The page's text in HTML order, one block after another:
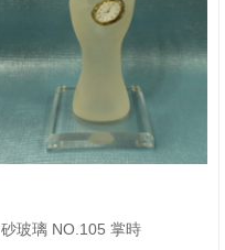
砂玻璃 NO.105 掌時